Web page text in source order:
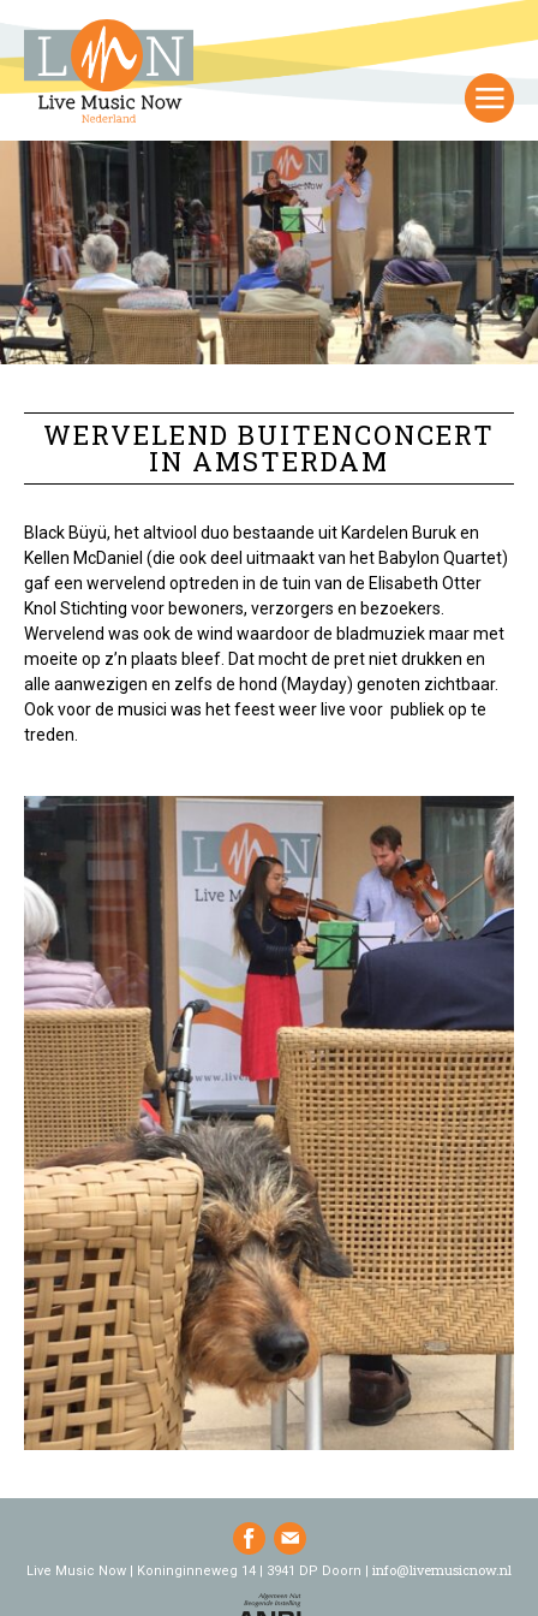
WERVELEND BUITENCONCERT
IN AMSTERDAM
Black Büyü, het altviool duo bestaande uit Kardelen Buruk en
Kellen McDaniel (die ook deel uitmaakt van het Babylon Quartet)
gaf een wervelend optreden in de tuin van de Elisabeth Otter
Knol Stichting voor bewoners, verzorgers en bezoekers.
Wervelend was ook de wind waardoor de bladmuziek maar met
moeite op z’n plaats bleef. Dat mocht de pret niet drukken en
alle aanwezigen en zelfs de hond (Mayday) genoten zichtbaar.
Ook voor de musici was het feest weer live voor publiek op te
treden.
Live Music Now | Koninginneweg 14 | 3941 DP Doorn | info@livemusicnow.nl